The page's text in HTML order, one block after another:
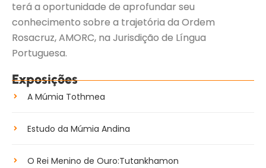
terá a oportunidade de aprofundar seu
conhecimento sobre a trajetória da Ordem
Rosacruz, AMORC, na Jurisdição de Língua
Portuguesa.
Exposições
A Múmia Tothmea
Estudo da Múmia Andina
O Rei Menino de Ouro:Tutankhamon